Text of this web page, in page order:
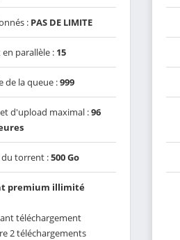
: PAS DE LIMITE
parallèle : 15
de la queue :999
d'upload maximal :96
du torrent :500 Go
premium illimité
téléchargement
2 téléchargements